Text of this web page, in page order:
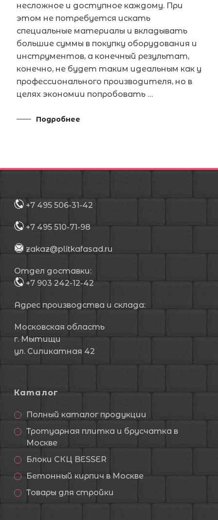
несложное и доступное каждому. При
этом не потребуется искать
специальные материалы и вкладывать
большие суммы в покупку оборудования и
инструментов, а конечный результат,
конечно, не будет таким идеальным как у
профессионального производителя, но в
целях экономии попробовать …
Подробнее
+7 495 506-31-42
+7 495 510-71-98
zakaz@plitkafasad.ru
Отдел доставки:
+7 903 242-12-42
Адрес производства и склада:
Московская область
г. Мытищи
ул. Силикатная 42
Каталог
Полный каталог продукции
Тротуарная плитка и брусчатка в
Москве
Блоки СКЦ BESSER
Бетонный кирпич в Москве
Товары для стройки